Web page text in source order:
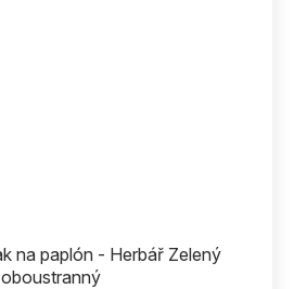
na paplón - Herbář Zelený
oboustranný